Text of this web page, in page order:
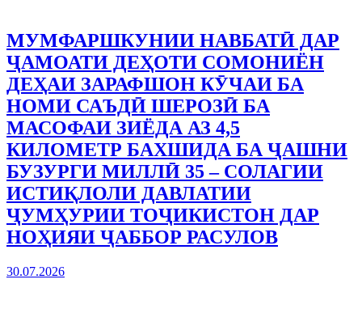
МУМФАРШКУНИИ НАВБАТӢ ДАР
ҶАМОАТИ ДЕҲОТИ СОМОНИЁН
ДЕҲАИ ЗАРАФШОН КӮЧАИ БА
НОМИ САЪДӢ ШЕРОЗӢ БА
МАСОФАИ ЗИЁДА АЗ 4,5
КИЛОМЕТР БАХШИДА БА ҶАШНИ
БУЗУРГИ МИЛЛӢ 35 – СОЛАГИИ
ИСТИҚЛОЛИ ДАВЛАТИИ
ҶУМҲУРИИ ТОҶИКИСТОН ДАР
НОҲИЯИ ҶАББОР РАСУЛОВ
30.07.2026